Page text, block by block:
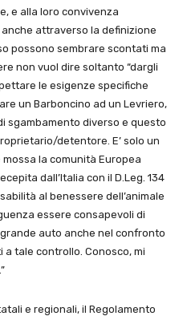
e alla loro convivenza
attraverso la definizione
possono sembrare scontati ma
non vuol dire soltanto “dargli
le esigenze specifiche
un Barboncino ad un Levriero,
sgambamento diverso e questo
detentore. E’ solo un
la comunità Europea
dall’Italia con il D.Leg. 134
al benessere dell’animale
essere consapevoli di
auto anche nel confronto
a tale controllo. Conosco, mi
e regionali, il Regolamento